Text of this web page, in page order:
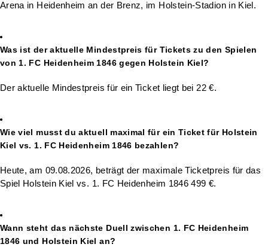
Arena in Heidenheim an der Brenz, im Holstein-Stadion in Kiel.
Was ist der aktuelle Mindestpreis für Tickets zu den Spielen
von 1. FC Heidenheim 1846 gegen Holstein Kiel?
Der aktuelle Mindestpreis für ein Ticket liegt bei 22 €.
Wie viel musst du aktuell maximal für ein Ticket für Holstein
Kiel vs. 1. FC Heidenheim 1846 bezahlen?
Heute, am 09.08.2026, beträgt der maximale Ticketpreis für das
Spiel Holstein Kiel vs. 1. FC Heidenheim 1846 499 €.
Wann steht das nächste Duell zwischen 1. FC Heidenheim
1846 und Holstein Kiel an?